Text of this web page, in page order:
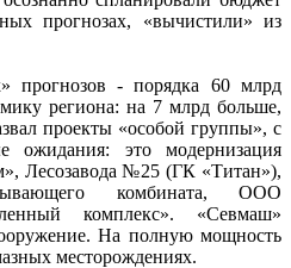
прогнозах, «вычистили» из
прогнозов - порядка 60 млрд
региона: на 7 млрд больше,
проекты «особой группы», с
ожидания: это модернизация
Лесозавода №25 (ГК «Титан»),
комбината, ООО
комплекс». «Севмаш»
На полную мощность
месторождениях.